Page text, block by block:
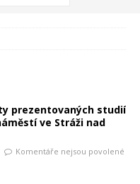
prezentovaných studií
ve Stráži nad
Komentáře nejsou povolené